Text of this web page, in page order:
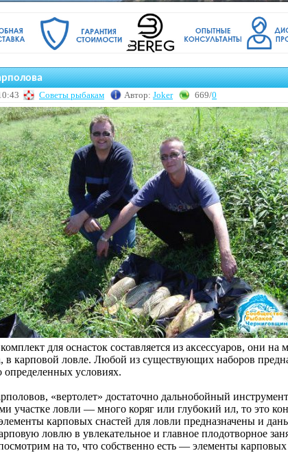
Советы рыбакам Автор: Joker 669/0
для оснасток составляется из аксессуаров, они на
в карповой ловле. Любой из существующих наборов
определенных условиях.
«вертолет» достаточно дальнобойный
участке ловли — много коряг или глубокий ил, то это
карповых снастей для ловли предназначены и
ловлю в увлекательное и главное плодотворное
на то, что собственно есть — элементы карповых